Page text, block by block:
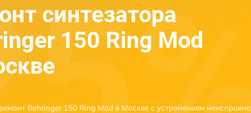
синтезатора
150 Ring Mod
Behringer 150 Ring Mod в Москве с устранением